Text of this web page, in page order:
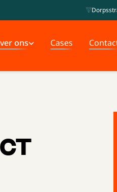
ons Cases